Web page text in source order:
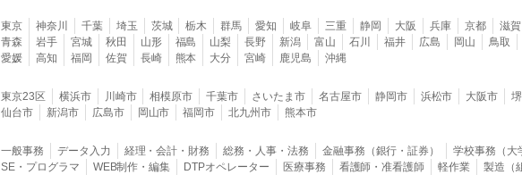
東京 神奈川 千葉 埼玉 茨城 栃木 群馬 愛知 岐阜 三重 静岡 大阪 兵庫 京都
滋賀
青森
岩手 宮城 秋田 山形 福島 山梨 長野 新潟 富山 石川 福井 広島 岡山
鳥取
愛媛
高知 福岡 佐賀 長崎 熊本 大分 宮崎 鹿児島 沖縄
東京23区 横浜市 川崎市 相模原市 千葉市 さいたま市 名古屋市 静岡市 浜松市 大阪市
仙台市
新潟市 広島市 岡山市 福岡市 北九州市 熊本市
一般事務 データ入力 経理・会計・財務 総務・人事・法務 金融事務（銀行・証券）
学校事務（大
SE・プログラマ
WEB制作・編集 DTPオペレーター 医療事務 看護師・准看護師 軽作業 製造（